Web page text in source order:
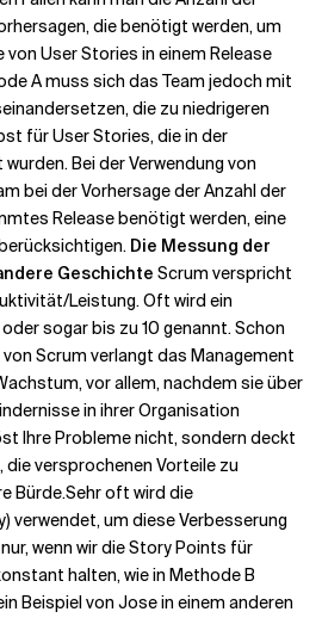
die benötigt werden, um
User Stories in einem Release
A muss sich das Team jedoch mit
die zu niedrigeren
für User Stories, die in der
Bei der Verwendung von
bei der Vorhersage der Anzahl der
Release benötigt werden, eine
Die Messung der
Geschichte Scrum verspricht
Leistung. Oft wird ein
sogar bis zu 10 genannt. Schon
Scrum verlangt das Management
vor allem, nachdem sie über
in ihrer Organisation
Ihre Probleme nicht, sondern deckt
die versprochenen Vorteile zu
Bürde.Sehr oft wird die
verwendet, um diese Verbesserung
wenn wir die Story Points für
halten, wie in Methode B
Beispiel von Jose in einem anderen